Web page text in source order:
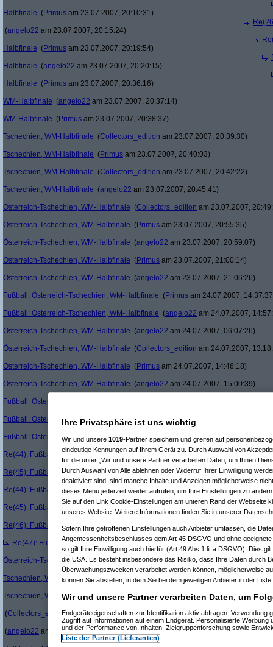
Halbfinale (Primus am 23.07.2007, 20:10:31)
(angelo22 am 23.07.2007, 20:15:24)
Halbfinale (Primus am 23.07.2007, 20:19:54)
Halbfinale (angelo22 am 23.07.2007, 20:20:15)
Halbfinale (Primus am 23.07.2007, 20:36:16)
WM-Halbfinale (angelo22 am 23.07.2007, 20:37:14)
WM-Halbfinale (Primus am 23.07.2007, 20:38:37)
Tschechien, WM-Halbfinale (Collectors_edition am 23.07.2007, 20:39:30)
Tschechien, WM-Halbfinale (Primus am 23.07.2007, 20:40:03)
Tschechien, WM-Halbfinale (Collectors_edition am 23.07.2007, 20:42:22)
Tschechien, WM-Halbfinale (angelo22 am 23.07.2007, 20:45:41)
Österreich-Tschechien, WM-Halbfinale (Collectors_edition am 23.07.2007,
Österreich-Tschechien, WM-Halbfinale (Primus am 23.07.2007, 20:55:35)
Österreich-Tschechien, WM-Halbfinale (angelo22 am 23.07.2007, 20:59:07)
Österreich-Tschechien, WM-Halbfinale (Primus am 23.07.2007, 21:00:14)
Österreich-Tschechien, WM-Halbfinale (angelo22 am 23.07.2007, 21:06:26)
Fußball: Österreich-Tschechien, WM-Halbfinale (Primus am 24.07.2007,
Fußball: Österreich-Tschechien, WM-Halbfinale (angelo22 am 24.07.2007,
Österreich-Tschechien, WM-Halbfinale (angelo22 am 24.07.2007, 06:07:26)
Österreich-Tschechien, WM-Halbfinale (Collectors_edition am 24.07.2007,
Österreich-Tschechien, WM-Halbfinale (Primus am 24.07.2007, 14:46:18)
Österreich-Tschechien, WM-Halbfinale (angelo22 am 24.07.2007, 15:00:39)
Fußball: Österreich-Tschechien, WM-Halbfinale
Fußball: Österreich-Tschechien, WM-Halbfinale ( angelo22
Fußball: Österreich-Tschechien, WM-Halbfinale(Primusam 24.07.2007,
Re(44): Fußball: Österreich-Tschechien, WM-Halbfinale ( angelo22am
Re(45): Fußball: Österreich-Tschechien, WM-Halbfinale(Primusam 24.07.2007,
Re(44): Fußball: Österreich-Tschechien, WM-Halbfinale(Collectors_editionam
Re(45): Fußball: Österreich-Tschechien, WM-Halbfinale ( Primus am 24.07.2007,
Re(46): Fußball: Österreich-Tschechien, WM-Halbfinale(angelo22am
Re(47): Fußball: Österreich-Tschechien, WM-Halbfinale(Primusam
Österreich-Tschechien, WM-Halbfinale(Primusam 23.07.2007, 20:55:08)
Tschechien, WM-Halbfinale(Primus am 23.07.2007, 20:54:36)
Tschechien, WM-Halbfinale (angelo22am 23.07.2007, 20:41:32)
(Collectors_editionam 23.07.2007, 20:08:56)
(angelo22 am 23.07.2007, 20:32:02)
Ihre Privatsphäre ist uns wichtig
Wir und unsere 1019-Partner speichern und greifen auf
eindeutige Kennungen auf Ihrem Gerät zu. Durch Auswahl von
für die unter „Wir und unsere Partner verarbeiten Daten, um Ihnen
Durch Auswahl von Alle ablehnen oder Widerruf Ihrer Einwilligung
deaktiviert sind, sind manche Inhalte und Anzeigen möglicherweise
dieses Menü jederzeit wieder aufrufen, um Ihre Einstellungen zu
Sie auf den Link Cookie-Einstellungen am unteren Rand der Webseite
unseres Website. Weitere Informationen finden Sie in unserer
Sofern Ihre getroffenen Einstellungen auch Anbieter umfassen, die
Angemessenheitsbeschlusses gem Art 45 DSGVO und ohne
so gilt Ihre Einwilligung auch hierfür (Art 49 Abs 1 lit a DSGVO). Dies
die USA. Es besteht insbesondere das Risiko, dass Ihre Daten durch
Überwachungszwecken verarbeitet werden können, möglicherweise
können Sie abstellen, in dem Sie bei dem jeweiligen Anbieter in der
Wir und unsere Partner verarbeiten Daten, um
Endgeräteeigenschaften zur Identifikation aktiv abfragen. Verwendung
Zugriff auf Informationen auf einem Endgerät. Personalisierte Werbung
und der Performance von Inhalten, Zielgruppenforschung sowie
Liste der Partner (Lieferanten)